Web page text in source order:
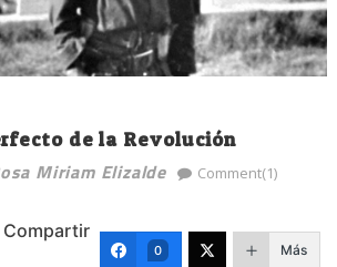
de la Revolución
Miriam Elizalde Comment(1)
Compartir
0 Más